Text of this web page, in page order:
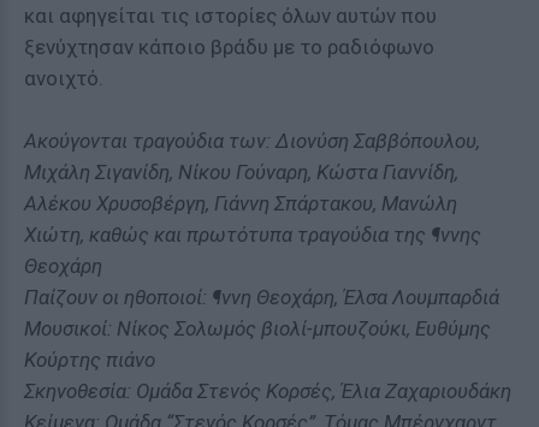
και αφηγείται τις ιστορίες όλων αυτών που
ξενύχτησαν κάποιο βράδυ με το ραδιόφωνο
ανοιχτό.
Ακούγονται τραγούδια των: Διονύση Σαββόπουλου,
Μιχάλη Σιγανίδη, Νίκου Γούναρη, Κώστα Γιαννίδη,
Αλέκου Χρυσοβέργη, Γιάννη Σπάρτακου, Μανώλη
Χιώτη, καθώς και πρωτότυπα τραγούδια της ¶ννης
Θεοχάρη
Παίζουν οι ηθοποιοί: ¶ννη Θεοχάρη, Έλσα Λουμπαρδιά
Μουσικοί: Νίκος Σολωμός βιολί-μπουζούκι, Ευθύμης
Κούρτης πιάνο
Σκηνοθεσία: Ομάδα Στενός Κορσές, Έλια Ζαχαριουδάκη
Κείμενα: Ομάδα “Στενός Κορσές”, Τόμας Μπέρνχαρντ,